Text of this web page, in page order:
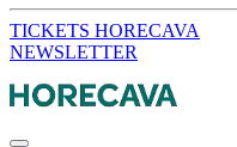
TICKETS HORECAVA
NEWSLETTER